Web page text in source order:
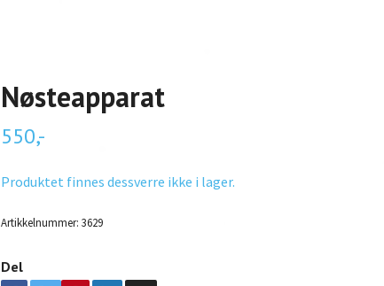
Nøsteapparat
550,-
Produktet finnes dessverre ikke i lager.
Artikkelnummer: 3629
Del